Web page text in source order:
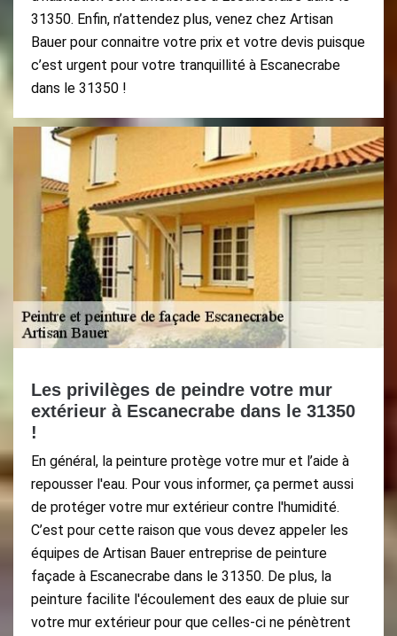
31350. Enfin, n’attendez plus, venez chez Artisan
Bauer pour connaitre votre prix et votre devis puisque
c’est urgent pour votre tranquillité à Escanecrabe
dans le 31350 !
Les privilèges de peindre votre mur
extérieur à Escanecrabe dans le 31350
!
En général, la peinture protège votre mur et l’aide à
repousser l'eau. Pour vous informer, ça permet aussi
de protéger votre mur extérieur contre l'humidité.
C’est pour cette raison que vous devez appeler les
équipes de Artisan Bauer entreprise de peinture
façade à Escanecrabe dans le 31350. De plus, la
peinture facilite l'écoulement des eaux de pluie sur
votre mur extérieur pour que celles-ci ne pénètrent